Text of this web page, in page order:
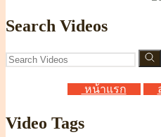
Search Videos
หน้าแรก
Video Tags